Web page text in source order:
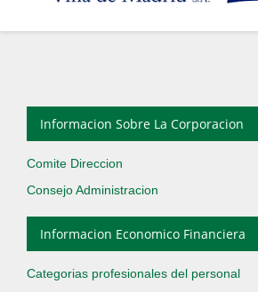
Informacion Sobre La Corporacion
Comite Direccion
Consejo Administracion
Informacion Economico Financiera
Categorias profesionales del personal